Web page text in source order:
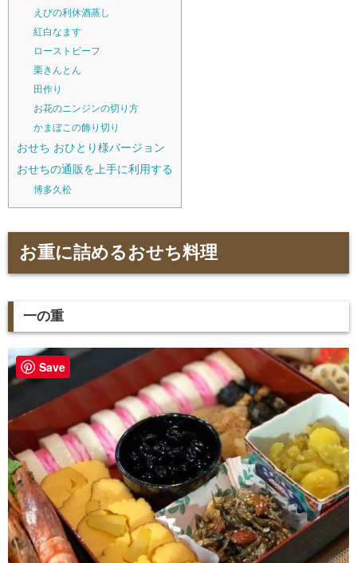
えびの利休酒蒸し
紅白なます
ローストビーフ
栗きんとん
田作り
お花のニンジンの切り方
かまぼこの飾り切り
おせち おひとり様バージョン
おせちの通販を上手に利用する
博多久松
お重に詰めるおせち料理
一の重
Save